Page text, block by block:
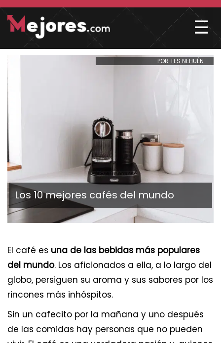
☰
POR TES NEHUÉN
Los 10 mejores cafés del mundo
El café es una de las bebidas más populares
del mundo. Los aficionados a ella, a lo largo del
globo, persiguen su aroma y sus sabores por los
rincones más inhóspitos.
Sin un cafecito por la mañana y uno después
de las comidas hay personas que no pueden